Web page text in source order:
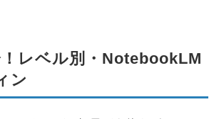
レベル別・NotebookLM
ン